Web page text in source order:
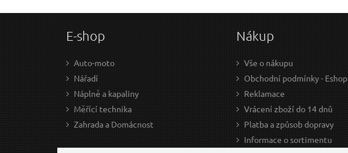
E-shop
Auto-moto
Nářadí
Náplně a kapaliny
Měřící technika
Zahrada a Domácnost
Nákup
Vše o nákupu
Obchodní podmínky - Eshop
Reklamace
Vrácení zboží do 14 dnů
Platba a způsob dopravy
Informace o sortimentu